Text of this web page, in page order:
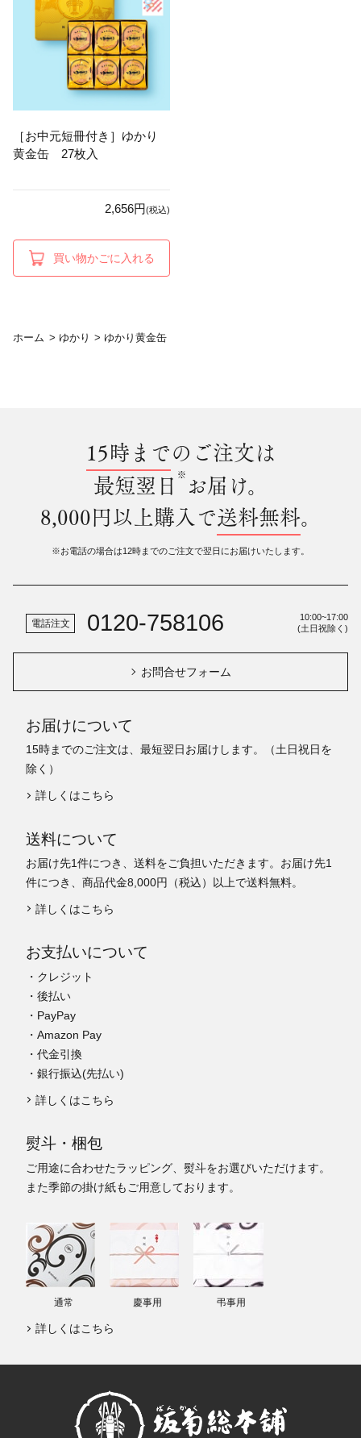
［お中元短冊付き］ゆかり
黄金缶 27枚入
2,656円(税込)
買い物かごに入れる
ホーム > ゆかり > ゆかり黄金缶
15時までのご注文は
最短翌日 ※ お届け。
8,000円以上購入で送料無料。
※お電話の場合は12時までのご注文で翌日にお届けいたします。
電話注文 0120-758106
10:00~17:00
(土日祝除く)
お問合せフォーム
お届けについて
15時までのご注文は、最短翌日お届けします。（土日祝日を
除く）
詳しくはこちら
送料について
お届け先1件につき、送料をご負担いただきます。お届け先1
件につき、商品代金8,000円（税込）以上で送料無料。
詳しくはこちら
お支払いについて
・クレジット
・後払い
・PayPay
・Amazon Pay
・代金引換
・銀行振込(先払い)
詳しくはこちら
熨斗・梱包
ご用途に合わせたラッピング、熨斗をお選びいただけます。
また季節の掛け紙もご用意しております。
通常 慶事用 弔事用
詳しくはこちら